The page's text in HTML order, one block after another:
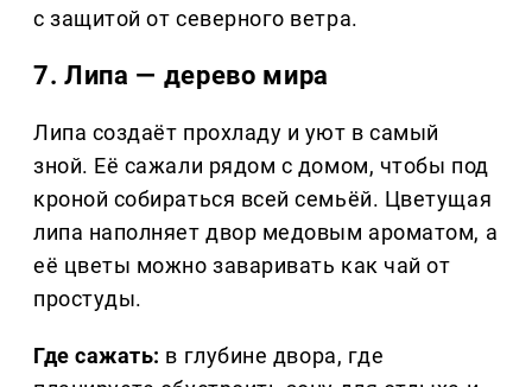
с защитой от северного ветра.
7. Липа — дерево мира
Липа создаёт прохладу и уют в самый
зной. Её сажали рядом с домом, чтобы под
кроной собираться всей семьёй. Цветущая
липа наполняет двор медовым ароматом, а
её цветы можно заваривать как чай от
простуды.
Где сажать: в глубине двора, где